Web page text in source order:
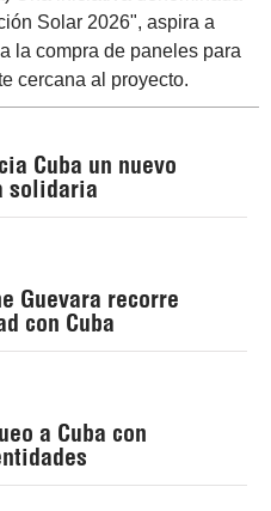
Solar 2026", aspira a
la compra de paneles para
cercana al proyecto.
Cuba un nuevo
solidaria
Guevara recorre
con Cuba
a Cuba con